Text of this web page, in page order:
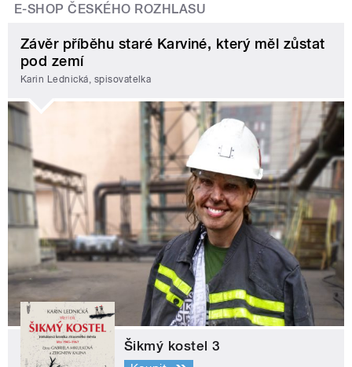
E-SHOP ČESKÉHO ROZHLASU
Závěr příběhu staré Karviné, který měl zůstat
pod zemí
Karin Lednická, spisovatelka
Šikmý kostel 3